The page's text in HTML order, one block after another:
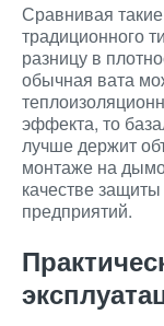
Сравнивая
традиционного
разницу в
обычная вата
эффекта, то
лучше держит
монтаже на
качестве
предприятий.